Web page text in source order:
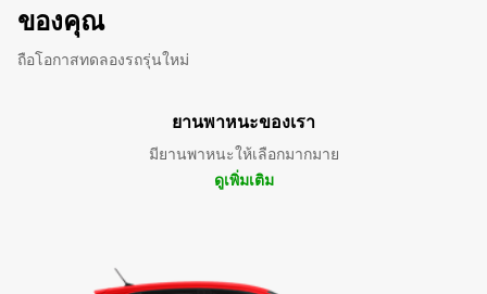
ของคุณ
ถือโอกาสทดลองรถรุ่นใหม่
ยานพาหนะของเรา
มียานพาหนะให้เลือกมากมาย
ดูเพิ่มเติม